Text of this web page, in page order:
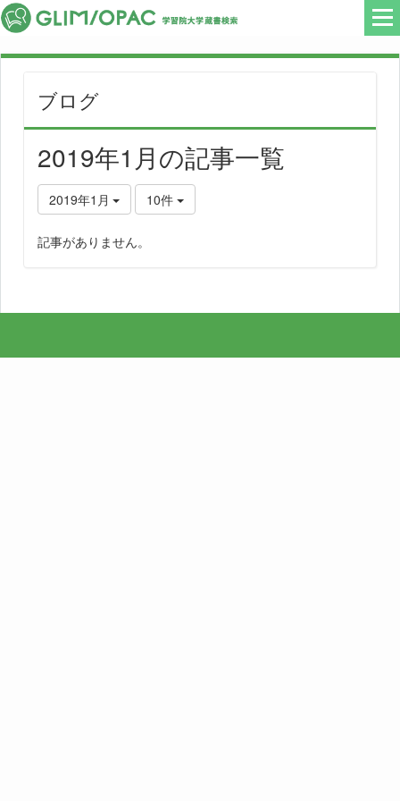
ブログ
2019年1月の記事一覧
2019年1月 10件
記事がありません。